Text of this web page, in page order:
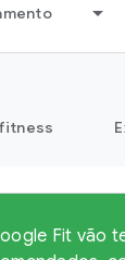
Fit vão